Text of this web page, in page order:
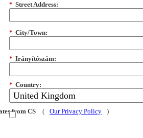
* Street Address:
* City/Town:
* Irányítószám:
* Country:
from CS ( Our Privacy Policy )